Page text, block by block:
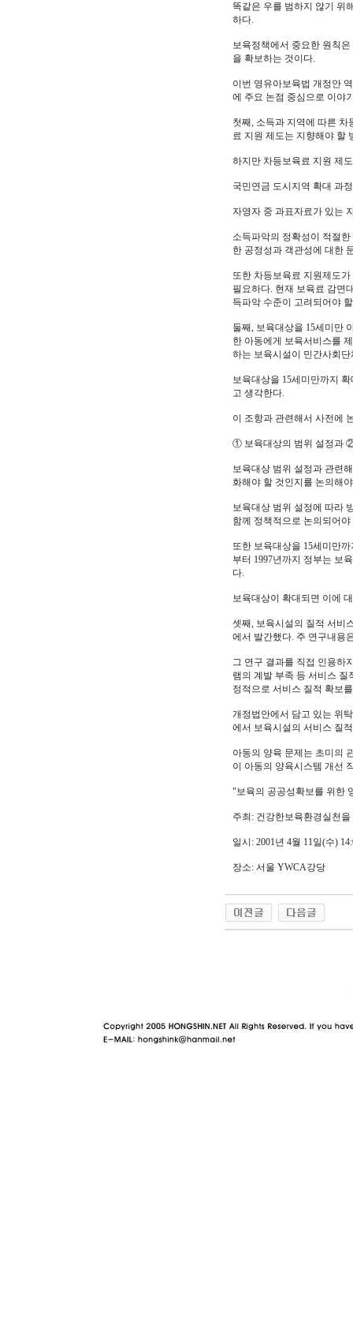
똑같은 우를 범하지 않기 위
하다.
보육정책에서 중요한 원칙
을 확보하는 것이다.
이번 영유아보육법 개정안
에 주요 논점 중심으로 이야
첫째, 소득과 지역에 따른
료 지원 제도는 지향해야 할
하지만 차등보육료 지원 제
국민연금 도시지역 확대 과
자영자 중 과표자료가 있는
소득파악의 정확성이 적절
한 공정성과 객관성에 대한
또한 차등보육료 지원제도
필요하다. 현재 보육료 감면
득파악 수준이 고려되어야
둘째, 보육대상을 15세미만
한 아동에게 보육서비스를
하는 보육시설이 민간사회
보육대상을 15세미만까지
고 생각한다.
이 조항과 관련해서 사전에
① 보육대상의 범위 설정과
보육대상 범위 설정과 관련
화해야 할 것인지를 논의해
보육대상 범위 설정에 따라
함께 정책적으로 논의되어
또한 보육대상을 15세미만
부터 1997년까지 정부는 보
다.
보육대상이 확대되면 이에
셋째, 보육시설의 질적 서비
에서 발간했다. 주 연구내용
그 연구 결과를 직접 인용하
램의 계발 부족 등 서비스
정적으로 서비스 질적 확보
개정법안에서 담고 있는 위
에서 보육시설의 서비스 질
아동의 양육 문제는 초미의
이 아동의 양육시스템 개선
"보육의 공공성확보를 위한
주최: 건강한보육환경실천
일시: 2001년 4월 11일(수)
장소: 서울 YWCA강당